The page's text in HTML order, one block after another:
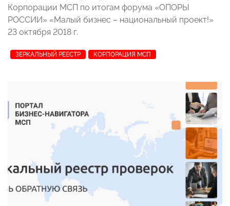
Корпорации МСП по итогам форума «ОПОРЫ
РОССИИ» «Малый бизнес – национальный проект!»
23 октября 2018 г.
ЗЕРКАЛЬНЫЙ РЕЕСТР КОРПОРАЦИЯ МСП